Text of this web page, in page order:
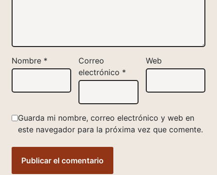
Nombre *
Correo
electrónico *
Web
Guarda mi nombre, correo electrónico y web en
este navegador para la próxima vez que comente.